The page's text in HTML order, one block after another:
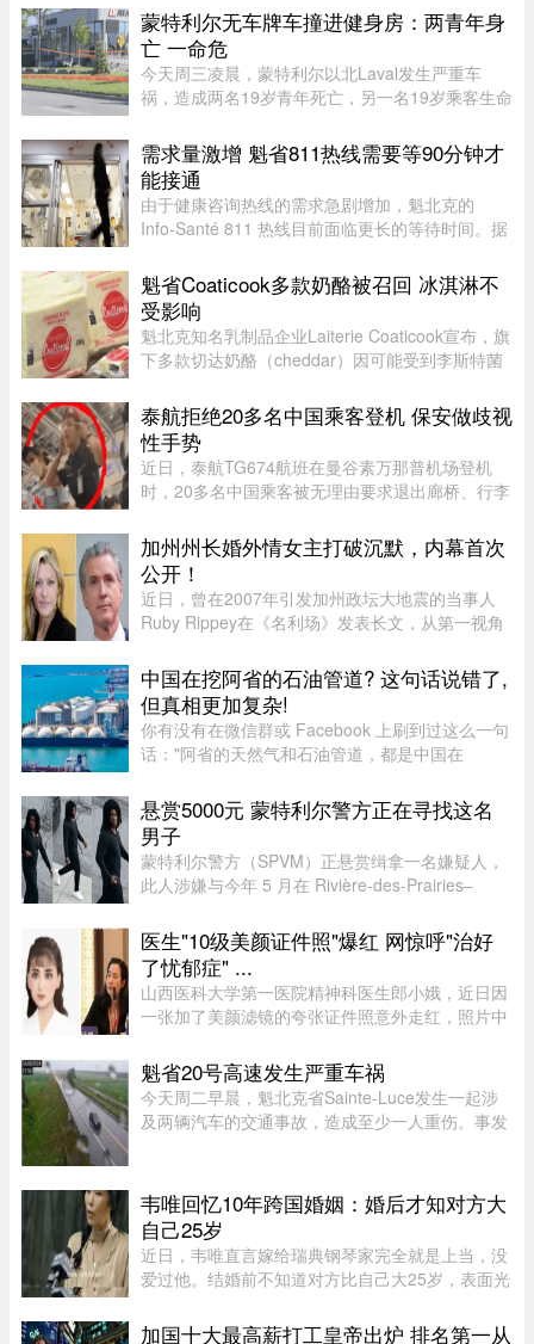
己找过保险经纪、直接联系过保险公司，也使用了
多个比价网站，得到的报价 ...
蒙特利尔无车牌车撞进健身房：两青年身
亡 一命危
今天周三凌晨，蒙特利尔以北Laval发生严重车
祸，造成两名19岁青年死亡，另一名19岁乘客生命
右，巡警发现涉事车辆并示意停车，但车辆迅速加
速逃离，警方并未展开追逐。不 ...
需求量激增 魁省811热线需要等90分钟才
能接通
由于健康咨询热线的需求急剧增加，魁北克的
Info-Santé 811 热线目前面临更长的等待时间。据
从先前的约一小时延长至近 90 分钟。Santé
Québec 表示，等待时间变长 ...
魁省Coaticook多款奶酪被召回 冰淇淋不
受影响
魁北克知名乳制品企业Laiterie Coaticook宣布，旗
下多款切达奶酪（cheddar）因可能受到李斯特菌
产批次，初步判断为交叉污染导致。召回涉及多种
规格的温和切达奶酪，包 ...
泰航拒绝20多名中国乘客登机 保安做歧视
性手势
近日，泰航TG674航班在曼谷素万那普机场登机
时，20多名中国乘客被无理由要求退出廊桥、行李
常起飞，现场还发生了安保人员做出歧视性“拉眼
角”手势的争议。截至目前， ...
加州州长婚外情女主打破沉默，内幕首次
公开！
近日，曾在2007年引发加州政坛大地震的当事人
Ruby Rippey在《名利场》发表长文，从第一视角
Gavin Newsom的一段婚外情。这段尘封多年的往
事再次被推向风口浪尖。Gavin New ...
中国在挖阿省的石油管道? 这句话说错了,
但真相更加复杂!
你有没有在微信群或 Facebook 上刷到过这么一句
话："阿省的天然气和石油管道，都是中国在
片，看起来"有图有真相"。那它到底是不是真的？
答案很简单：不准确，甚至可以说 ...
悬赏5000元 蒙特利尔警方正在寻找这名
男子
蒙特利尔警方（SPVM）正悬赏缉拿一名嫌疑人，
此人涉嫌与今年 5 月在 Rivière-des-Prairies–
关。警方呼吁公众协助确认嫌犯身份。据描述，嫌
犯为一名黑人男性，身高在 ...
医生"10级美颜证件照"爆红 网惊呼"治好
了忧郁症" ...
山西医科大学第一医院精神科医生郎小娥，近日因
一张加了美颜滤镜的夸张证件照意外走红，照片中
差。不少网民笑指，“打破对精神科医生严肃的刻
板印象”，更有网民调侃“没 ...
魁省20号高速发生严重车祸
今天周二早晨，魁北克省Sainte-Luce发生一起涉
及两辆汽车的交通事故，造成至少一人重伤。事发
处。目前事故具体原因尚未公布 ...
韦唯回忆10年跨国婚姻：婚后才知对方大
自己25岁
近日，韦唯直言嫁给瑞典钢琴家完全就是上当，没
爱过他。结婚前不知道对方比自己大25岁，表面光
世，自己独自抚养三个儿子。韦唯，原名张菊霞，
加国十大最高薪打工皇帝出炉 排名第一从